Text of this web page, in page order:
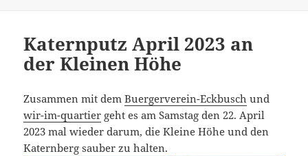
Katernputz April 2023 an
der Kleinen Höhe
Zusammen mit demBuergerverein-Eckbusch und
wir-im-quartier geht es am Samstag den 22. April
2023 mal wieder darum, die Kleine Höhe und den
Katernberg sauber zu halten.